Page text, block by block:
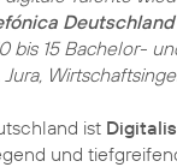
Deutschland
bis 15 Bachelor-
ist
und